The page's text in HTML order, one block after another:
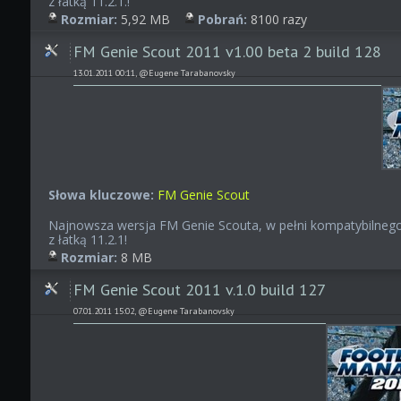
Rozmiar: 5,92 MB Pobrań: 8100 razy
FM Genie Scout 2011 v1.00 beta 2 build 128
13.01.2011 00:11, @Eugene Tarabanovsky
Słowa kluczowe: FM Genie Scout
Najnowsza wersja FM Genie Scouta, w pełni
z łatką 11.2.1!
Rozmiar: 8 MB
FM Genie Scout 2011 v.1.0 build 127
07.01.2011 15:02, @Eugene Tarabanovsky